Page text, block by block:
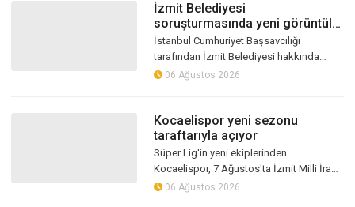
İzmit Belediyesi
soruşturmasında yeni görüntüler
ortaya çıktı! İşte paranın teslim
edildiği anlar...
İstanbul Cumhuriyet Başsavcılığı
tarafından İzmit Belediyesi hakkında
yürütülen yolsuzluk ve rüşvet iddialarına
06 Ağustos 2026
Kocaelispor yeni sezonu
taraftarıyla açıyor
Süper Lig'in yeni ekiplerinden
Kocaelispor, 7 Ağustos'ta İzmit Milli İrade
Meydanı'nda düzenlenecek
06 Ağustos 2026